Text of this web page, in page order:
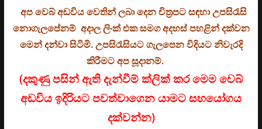
අප වෙබ් අඩවිය වෙතින් ලබා දෙන චිත්‍රපට සඳහා උපසිරැසි
නොගැලපේනම් අදාල ලිංක් එක සමග අදහස් පහළින් දක්වන
මෙන් දන්වා සිටිමි. උපසිරැසියට ගැලපෙන විදියට නිවැරදි
කිරීමට අප සූදානම්.
(දකුණු පසින් ඇති දැන්වීම් ක්ලික් කර මෙම වෙබ්
අඩවිය ඉදිරියට පවත්වාගෙන යාමට සහයෝගය
දක්වන්න)